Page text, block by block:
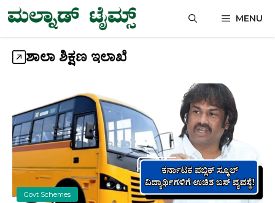
Skip
to
content
MENU
ಶಾಲಾ ಶಿಕ್ಷಣ ಇಲಾಖೆ
Govt Schemes